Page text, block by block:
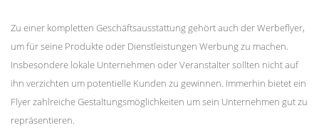
Zu einer kompletten Geschäftsausstattung gehört auch der Werbeflyer,
um für seine Produkte oder Dienstleistungen Werbung zu machen.
Insbesondere lokale Unternehmen oder Veranstalter sollten nicht auf
ihn verzichten um potentielle Kunden zu gewinnen. Immerhin bietet ein
Flyer zahlreiche Gestaltungsmöglichkeiten um sein Unternehmen gut zu
repräsentieren.